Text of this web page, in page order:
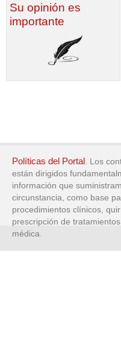
Su opinión es
importante
Políticas del Portal. Los
están dirigidos
información que
circunstancia, como base
procedimientos clínicos,
prescripción de
médica.